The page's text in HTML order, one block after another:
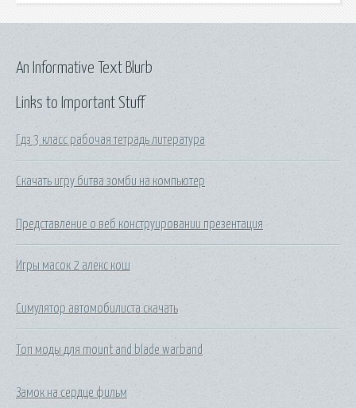
Links to Important Stuff
Гдз 3 класс рабочая тетрадь литература
Скачать игру битва зомби на компьютер
Представление о веб конструировании презентация
Игры масок 2 алекс кош
Симулятор автомобилиста скачать
Топ моды для mount and blade warband
Замок на сердце фильм
An Informative Text Blurb